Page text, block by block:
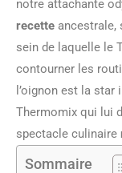
notre attachante
recette ancestrale,
sein de laquelle le
contourner les
l’oignon est la
Thermomix qui lui
spectacle culinaire
Sommaire